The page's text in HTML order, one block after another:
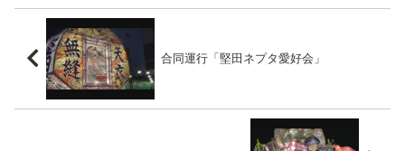
合同運行「堅田ネプタ愛好会」